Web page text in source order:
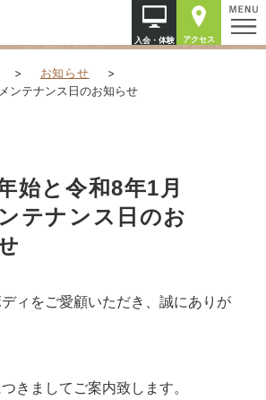
入会・体験 アクセス
> お知らせ
>
ンテナンス日のお知らせ
始と令和8年1月
テナンス日のお
ィをご愛顧いただき、誠にありが
きましてご案内致します。